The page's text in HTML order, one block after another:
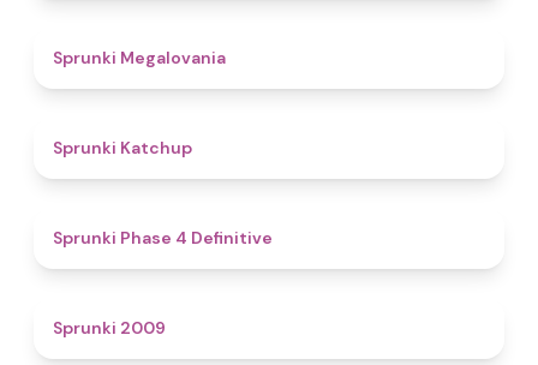
Sprunki Megalovania
Sprunki Katchup
Sprunki Phase 4 Definitive
Sprunki 2009